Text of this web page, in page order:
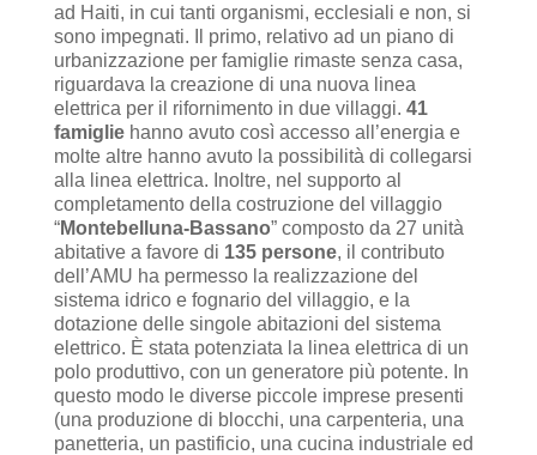
ad Haiti, in cui tanti organismi, ecclesiali e non, si
sono impegnati. Il primo, relativo ad un piano di
urbanizzazione per famiglie rimaste senza casa,
riguardava la creazione di una nuova linea
elettrica per il rifornimento in due villaggi. 41
famigliehanno avuto così accesso all’energia e
molte altre hanno avuto la possibilità di collegarsi
alla linea elettrica. Inoltre, nel supporto al
completamento della costruzione del villaggio
“Montebelluna-Bassano” composto da 27 unità
abitative a favore di 135 persone, il contributo
dell’AMU ha permesso la realizzazione del
sistema idrico e fognario del villaggio, e la
dotazione delle singole abitazioni del sistema
elettrico. È stata potenziata la linea elettrica di un
polo produttivo, con un generatore più potente. In
questo modo le diverse piccole imprese presenti
(una produzione di blocchi, una carpenteria, una
panetteria, un pastificio, una cucina industriale ed